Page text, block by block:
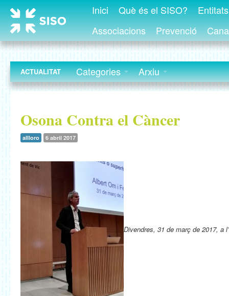
Inici Què és el SISO?
Associacions
Prevenció
ACTUALITAT Categories Arxiu
Osona Contra el Càncer
allloro 6 abril 2017
Divendres, 31 de març de 2017, a